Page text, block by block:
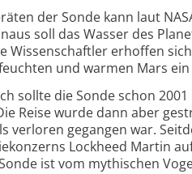
der Sonde kann laut
soll das Wasser des
Wissenschaftler erhoffen
und warmen Mars
sollte die Sonde schon
Reise wurde dann aber
verloren gegangen war.
Lockheed Martin
ist vom mythischen